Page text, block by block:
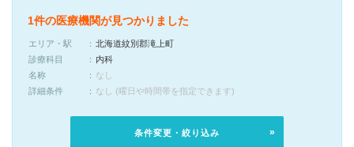
1件の医療機関が見つかりました
エリア・駅
北海道紋別郡滝上町
診療科目
内科
名称
なし
詳細条件
なし (曜日や時間帯を指定できます)
条件変更・絞り込み